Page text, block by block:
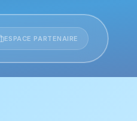
ESPACE PARTENAIRE